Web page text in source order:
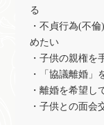
る
・不貞行為(不
めたい
・子供の親権を
・「協議離婚」
・離婚を希望し
・子供との面会